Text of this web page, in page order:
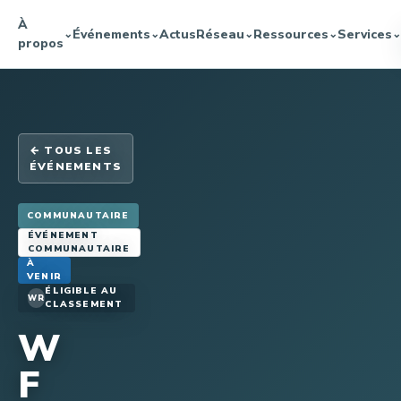
À
propos
⌄Événements⌄ActusRéseau⌄Ressources⌄Services⌄
← TOUS LES
ÉVÉNEMENTS
COMMUNAUTAIRE
ÉVÉNEMENT
COMMUNAUTAIRE
À
VENIR
WR
ÉLIGIBLE AU
CLASSEMENT
W
F